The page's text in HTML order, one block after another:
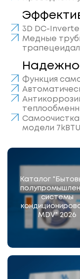
3D DC-
Медные трубки с внутренними
Функция
модели
Каталог
системы
MDV" 2026